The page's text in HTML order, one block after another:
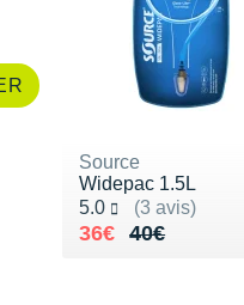
Source
Widepac 1.5L
5.0
(3 avis)
Noté 5.0 sur 5
40€
Au lieu de 40€
36€
Vendu 36€